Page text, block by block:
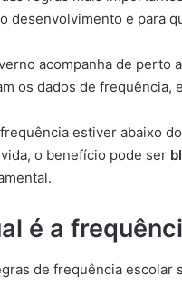
desenvolvimento e para
acompanha de perto
os dados de frequência,
estiver abaixo
o benefício pode ser
é a
de frequência escolar